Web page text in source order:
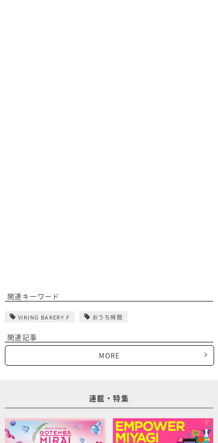
関連キーワード
VIKING BAKERY F おうち時間
関連記事
MORE
連載・特集